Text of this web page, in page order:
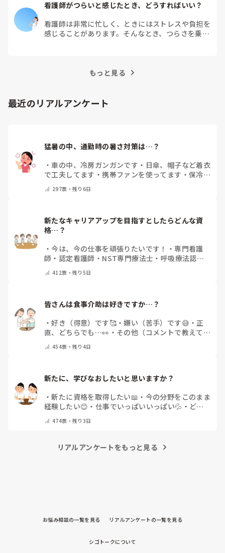
看護師がつらいと感じたとき、どうすればいい？
看護師は非常に忙しく、ときにはストレスや負担を
感じることがあります。そんなとき、つらさを乗り
もっと見る
最近のリアルアンケート
猛暑の中、通勤時の暑さ対策は…？
・車の中、冷房ガンガンです ・ 日傘、帽子など着衣
で工夫してます ・携帯ファンを使ってます ・ 保冷剤
ん ・その他（コメントで教えて下さい）
297票・残り6日
新たなキャリアアップを目指すとしたらどんな資
格…？
・今は、今の仕事を頑張りたいです！ ・専門看護
師 ・ 認定看護師 ・ NST専門療法士 ・ 呼吸療法認定
内視鏡技師・その他(コメントで教えて下さい)
412票・残り5日
皆さんは食事介助は好きですか…？
・好き（得意）です🥰・嫌い（苦手）です😅 ・ 正
直、どちらでも…👀 ・ その他（コメントで教えてく
454票・残り4日
新たに、学びなおしたいと思いますか？
・新たに資格を取得したい📖 ・ 今の分野をこのまま
経験したい😊 ・ 仕事でいっぱいいっぱい💦 ・ どん
教えてください）
474票・残り3日
リアルアンケートをもっと見る
お悩み相談の一覧を見る リアルアンケートの一覧を見る
シゴトークについて